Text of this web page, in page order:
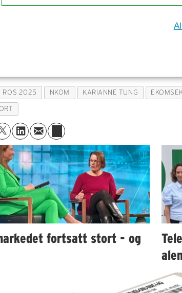
ROS 2025 NKOM KARIANNE TUNG
fortsatt stort - og